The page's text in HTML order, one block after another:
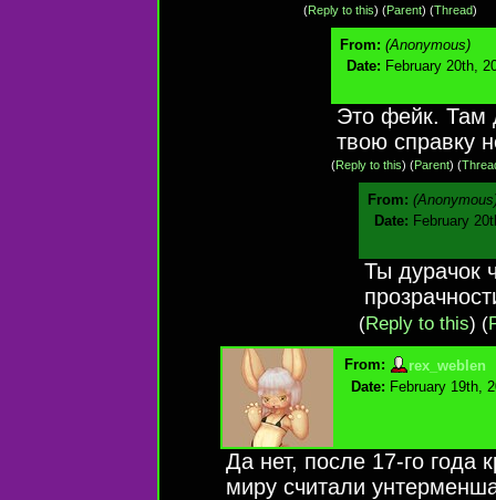
(Reply to this) (Parent) (Thread)
From: (Anonymous)
Date: February 20th,
Это фейк. Там
твою справку
(Reply to this) (Parent) (
From:
Date: February
Ты дурачок
(Reply to this) (
From:
rex_weblen
Date: February 19th,
Да нет, после 17-го года
миру считали